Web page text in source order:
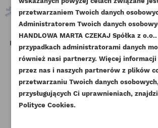
DODAJ DO LISTY ŻYCZEŃ
add_circle_outline Stwórz
Anuluj
Musisz być zalogowany by zapisać
swojej liście życzeń.
Anuluj
PERKINS KOLANKO TURBINY
1004.4 ESTABO
3766E011AM
Dostępny
244,77 złBrutto
199,00 złNetto
PERKINS
OLEJU AB
Indeks
269,37
przetwarzaniem Twoich danych
Administratorem Twoich danych
HANDLOWA MARTA CZEKAJ Spółka z
przypadkach administratorami danych
również nasi partnerzy. Więcej
przez nas i naszych partnerów z plików
przetwarzaniu Twoich danych
przysługujących Ci uprawnieniach,
Polityce Cookies.